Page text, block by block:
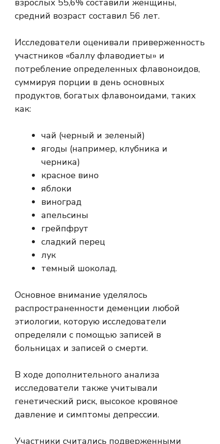
взрослых 55,6% составили женщины,
средний возраст составил 56 лет.
Исследователи оценивали приверженность
участников «баллу флаводиеты» и
потребление определенных флавоноидов,
суммируя порции в день основных
продуктов, богатых флавоноидами, таких
как:
чай (черный и зеленый)
ягоды (например, клубника и
черника)
красное вино
яблоки
виноград
апельсины
грейпфрут
сладкий перец
лук
темный шоколад.
Основное внимание уделялось
распространенности деменции любой
этиологии, которую исследователи
определяли с помощью записей в
больницах и записей о смерти.
В ходе дополнительного анализа
исследователи также учитывали
генетический риск, высокое кровяное
давление и симптомы депрессии.
Участники считались подверженными